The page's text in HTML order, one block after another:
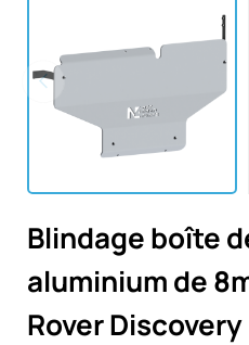
Blindage boîte
aluminium de
Rover Discovery